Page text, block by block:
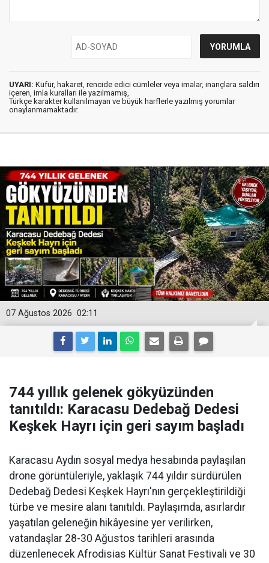
UYARI: Küfür, hakaret, rencide edici cümleler veya imalar, inançlara saldırı
içeren, imla kuralları ile yazılmamış,
Türkçe karakter kullanılmayan ve büyük harflerle yazılmış yorumlar
onaylanmamaktadır.
02:11
07 Ağustos 2026
744 yıllık gelenek gökyüzünden
tanıtıldı: Karacasu Dedebağ Dedesi
Keşkek Hayrı için geri sayım başladı
Karacasu Aydın sosyal medya hesabında paylaşılan
drone görüntüleriyle, yaklaşık 744 yıldır sürdürülen
Dedebağ Dedesi Keşkek Hayrı'nın gerçekleştirildiği
türbe ve mesire alanı tanıtıldı. Paylaşımda, asırlardır
yaşatılan geleneğin hikâyesine yer verilirken,
vatandaşlar 28-30 Ağustos tarihleri arasında
düzenlenecek Afrodisias Kültür Sanat Festivali ve 30